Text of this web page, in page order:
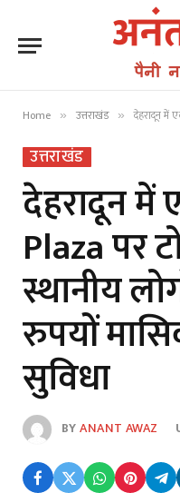
Home » उत्तराखंड » देहरादून में एक और
उत्तराखंड
देहरादून
Plaza पर
स्थानीय
रुपयों
सुविधा
BYANANT AWAZ